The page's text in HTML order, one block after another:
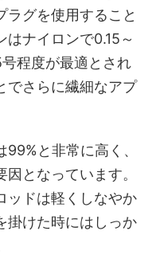
ラグを使用すること
ナイロンで0.15～
程度が最適とされ
でさらに繊細なアプ
と非常に高く、
となっています。
ッドは軽くしなやか
掛けた時にはしっか